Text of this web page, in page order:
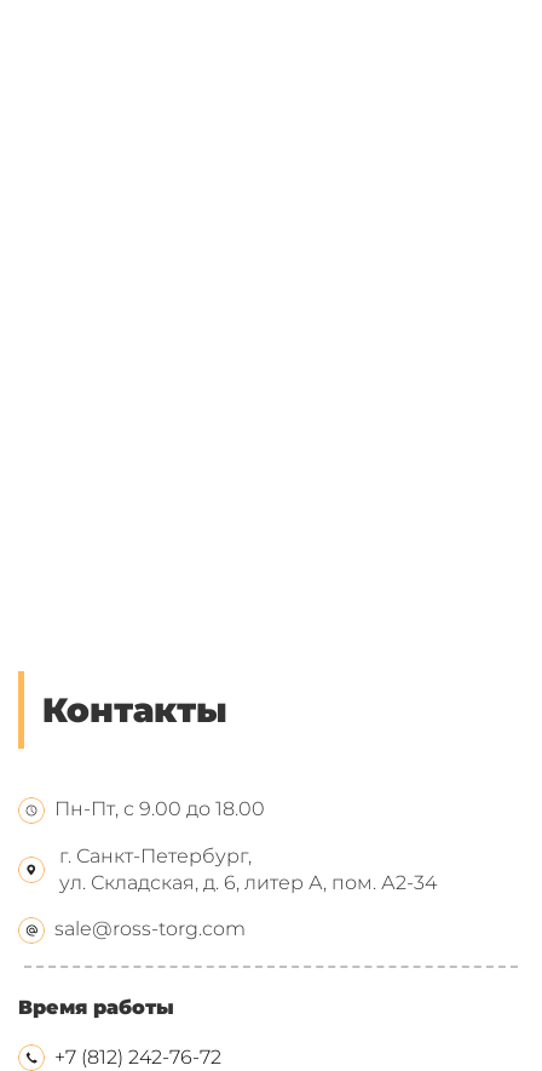
Контакты
Пн-Пт, с 9.00 до 18.00
г. Санкт-Петербург,
ул. Складская, д. 6, литер А, пом. А2-34
sale@ross-torg.com
Время работы
+7 (812) 242-76-72